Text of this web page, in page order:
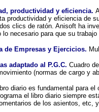
productividad y eficiencia.
productividad y eficiencia de
clics de ratón. Anisoft ha
lo necesario para que su
de Empresas y Ejercicios.
adaptado al P.G.C. Cuadro
(normas de cargo y
diario es fundamental para
el libro diario siempre
de los asientos, etc,